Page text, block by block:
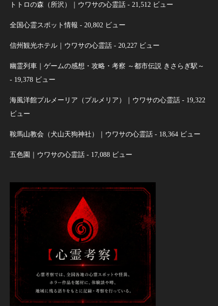
トトロの森（所沢）｜ウワサの心霊話 - 21,512 ビュー
全国心霊スポット情報 - 20,802 ビュー
信州観光ホテル｜ウワサの心霊話 - 20,227 ビュー
幽霊列車｜ゲームの感想・攻略・考察 ～都市伝説 きさらぎ駅～
- 19,378 ビュー
海風洋館プルメーリア（プルメリア）｜ウワサの心霊話 - 19,322
ビュー
鞍馬山教会（犬山天狗神社）｜ウワサの心霊話 - 18,364 ビュー
五色園｜ウワサの心霊話 - 17,088 ビュー